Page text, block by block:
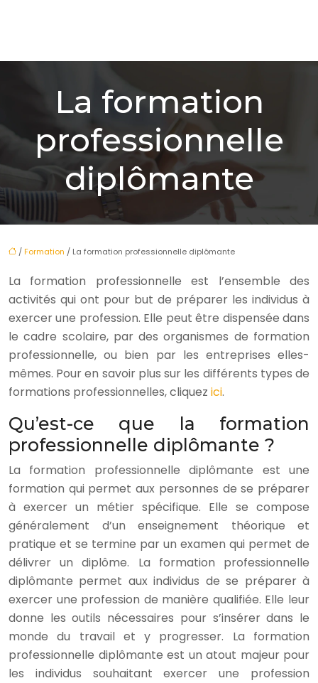
La formation
professionnelle
diplômante
/ Formation / La formation professionnelle diplômante
La formation professionnelle est l’ensemble des
activités qui ont pour but de préparer les individus à
exercer une profession. Elle peut être dispensée dans
le cadre scolaire, par des organismes de formation
professionnelle, ou bien par les entreprises elles-
mêmes. Pour en savoir plus sur les différents types de
formations professionnelles, cliquez ici.
Qu’est-ce que la formation
professionnelle diplômante ?
La formation professionnelle diplômante est une
formation qui permet aux personnes de se préparer
à exercer un métier spécifique. Elle se compose
généralement d’un enseignement théorique et
pratique et se termine par un examen qui permet de
délivrer un diplôme. La formation professionnelle
diplômante permet aux individus de se préparer à
exercer une profession de manière qualifiée. Elle leur
donne les outils nécessaires pour s’insérer dans le
monde du travail et y progresser. La formation
professionnelle diplômante est un atout majeur pour
les individus souhaitant exercer une profession